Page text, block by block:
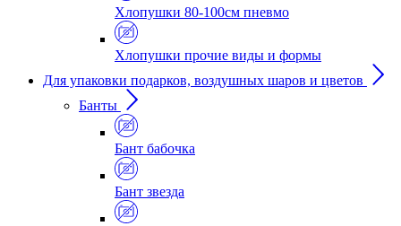
Хлопушки 80-100см пневмо
Хлопушки прочие виды и формы
Для упаковки подарков, воздушных шаров и цветов
Банты
Бант бабочка
Бант звезда